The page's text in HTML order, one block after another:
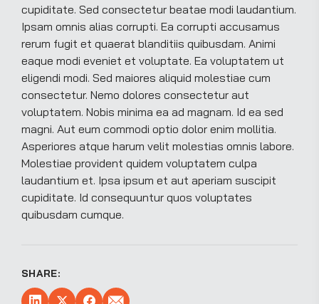
cupiditate. Sed consectetur beatae modi laudantium.
Ipsam omnis alias corrupti. Ea corrupti accusamus
rerum fugit et quaerat blanditiis quibusdam. Animi
eaque modi eveniet et voluptate. Ea voluptatem ut
eligendi modi. Sed maiores aliquid molestiae cum
consectetur. Nemo dolores consectetur aut
voluptatem. Nobis minima ea ad magnam. Id ea sed
magni. Aut eum commodi optio dolor enim mollitia.
Asperiores atque harum velit molestias omnis labore.
Molestiae provident quidem voluptatem culpa
laudantium et. Ipsa ipsum et aut aperiam suscipit
cupiditate. Id consequuntur quos voluptates
quibusdam cumque.
SHARE: